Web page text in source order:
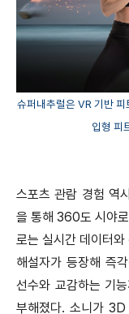
슈퍼내추럴은 VR 기반 피
입형 피
스포츠 관람 경험 역
을 통해 360도 시야
로는 실시간 데이터
해설자가 등장해 즉
선수와 교감하는 기
부해졌다. 소니가 3D